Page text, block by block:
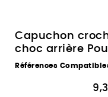
Capuchon
choc arrière
Références